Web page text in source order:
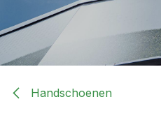
Handschoenen